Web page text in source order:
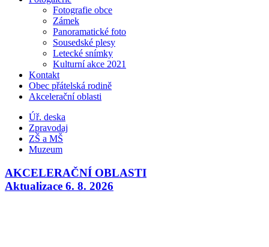
Fotografie obce
Zámek
Panoramatické foto
Sousedské plesy
Letecké snímky
Kulturní akce 2021
Kontakt
Obec přátelská rodině
Akcelerační oblasti
Úř. deska
Zpravodaj
ZŠ a MŠ
Muzeum
AKCELERAČNÍ OBLASTI
Aktualizace 6. 8. 2026